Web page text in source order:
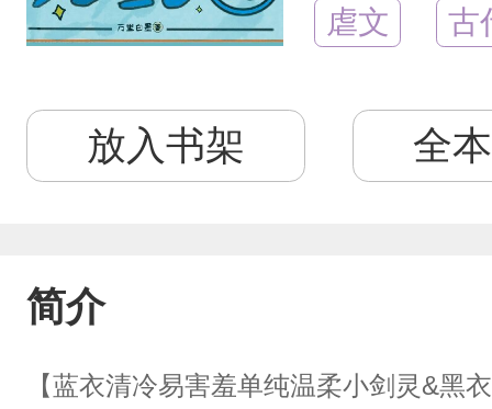
虐文 古
放入书架 全
简介
【蓝衣清冷易害羞单纯温柔小剑灵&黑